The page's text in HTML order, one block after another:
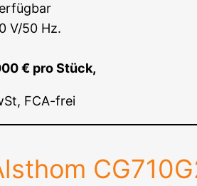
V/50 Hz.
€ pro Stück,
FCA-frei